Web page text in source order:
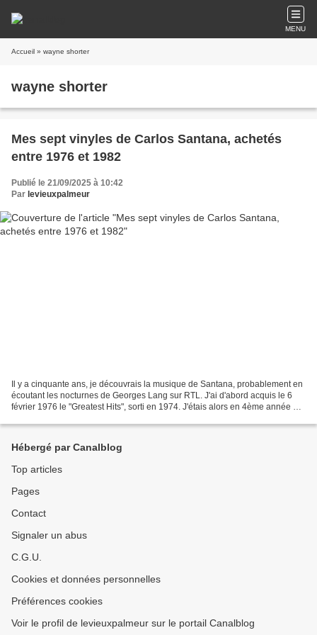
MENU
Accueil » wayne shorter
wayne shorter
Mes sept vinyles de Carlos Santana, achetés
entre 1976 et 1982
Publié le 21/09/2025 à 10:42
Par levieuxpalmeur
Il y a cinquante ans, je découvrais la musique de Santana, probablement en
écoutant les nocturnes de Georges Lang sur RTL. J'ai d'abord acquis le 6
février 1976 le "Greatest Hits", sorti en 1974. J'étais alors en 4ème année de
Hébergé par Canalblog
Top articles
Pages
Contact
Signaler un abus
C.G.U.
Cookies et données personnelles
Préférences cookies
Voir le profil de levieuxpalmeur sur le portail Canalblog